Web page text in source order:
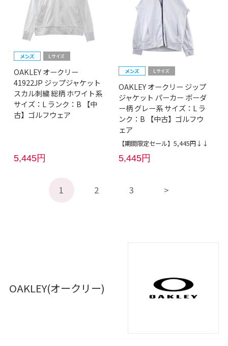
OAKLEY オークリー
41922JP ジップジャケット
スカル刺繍 総柄 ホワイト系
サイズ：L ランク：B 【中
古】ゴルフウェア
5,445円
OAKLEY オークリー ジップ
ジャケット パーカー ボーダ
ー柄 グレー系 サイズ：L ラ
ンク：B 【中古】ゴルフウ
ェア
【期間限定セール】5,445円↓↓
5,445円
1 2 3
OAKLEY(オークリー)